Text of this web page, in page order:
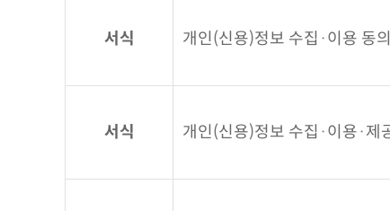
서식 개인(신용)정보 수집·이용 동
서식 개인(신용)정보 수집·이용·제